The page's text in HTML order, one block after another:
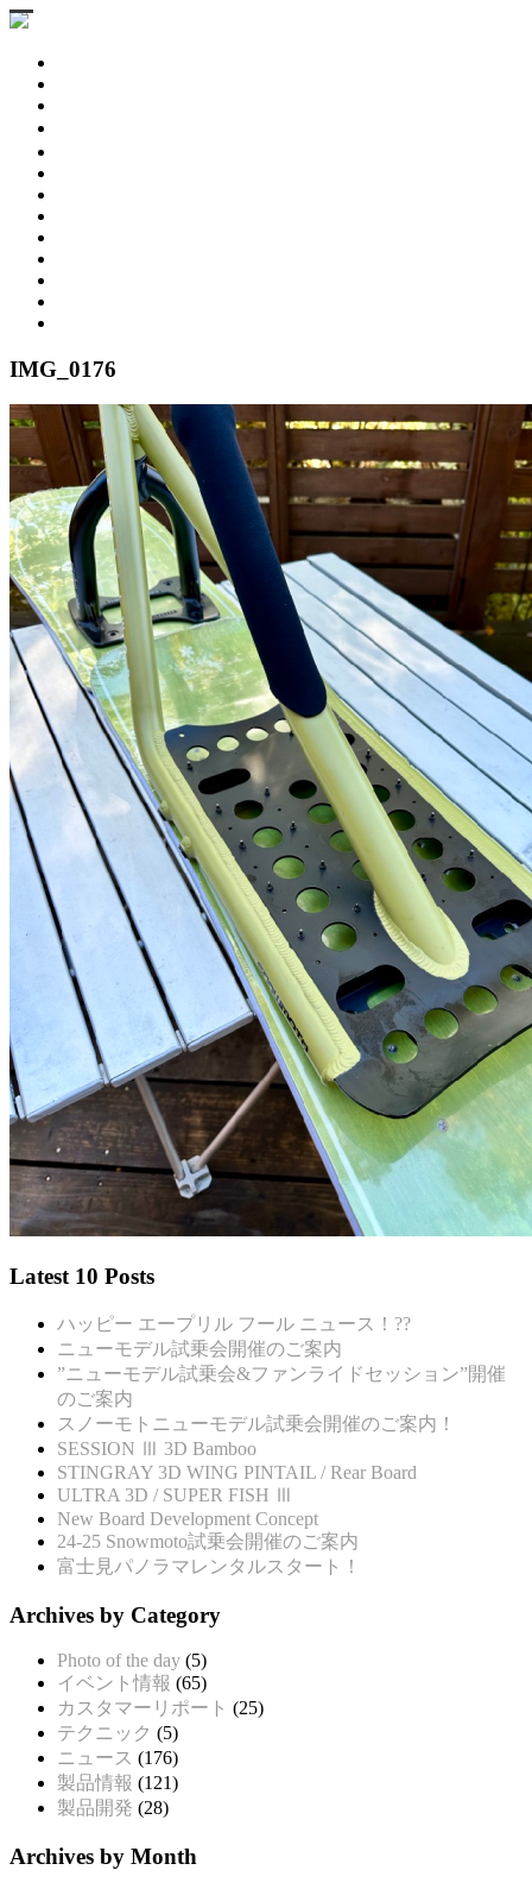
IMG_0176
Latest 10 Posts
ハッピー エープリル フール ニュース！??
ニューモデル試乗会開催のご案内
”ニューモデル試乗会&ファンライドセッション”開催
のご案内
スノーモトニューモデル試乗会開催のご案内！
SESSION Ⅲ 3D Bamboo
STINGRAY 3D WING PINTAIL / Rear Board
ULTRA 3D / SUPER FISH Ⅲ
New Board Development Concept
24-25 Snowmoto試乗会開催のご案内
富士見パノラマレンタルスタート！
Archives by Category
Photo of the day (5)
イベント情報 (65)
カスタマーリポート (25)
テクニック (5)
ニュース (176)
製品情報 (121)
製品開発 (28)
Archives by Month